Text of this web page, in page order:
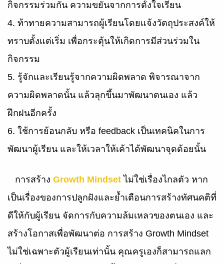
กิจกรรมร่วมกัน ความขยันจากการตั้งใจเรียน
4. ท้าทายความสามารถผู้เรียนโดยแจ้งวัตถุประสงค์ให้
ทราบตั้งแต่เริ่ม เพื่อกระตุ้นให้เกิดการมีส่วนร่วมใน
กิจกรรม
5. รู้จักและเรียนรู้จากความผิดพลาด พิจารณาจาก
ความผิดพลาดนั้น แล้วลุกขึ้นมาพัฒนาตนเอง แล้ว
ฝึกฝนอีกครั้ง
6. ใช้การย้อนกลับ หรือ feedback เป็นเทคนิคในการ
พัฒนาผู้เรียน และให้เวลาให้เค้าได้พัฒนาจุดด้อยนั้น
การสร้าง Growth Mindset ไม่ใช่เรื่องไกลตัว หาก
เป็นเรื่องของการปลูกฝังและย้ำเตือนการสร้างทัศนคติที่
ดีให้กับผู้เรียน จัดการกับความล้มเหลวของตนเอง และ
สร้างโอกาสเพื่อพัฒนาต่อ การสร้าง Growth Mindset
ไม่ใช่เฉพาะตัวผู้เรียนเท่านั้น คุณครูเองก็สามารถแลก